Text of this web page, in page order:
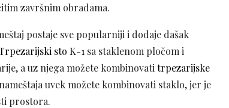
završnim obradama.
postaje sve popularniji i dodaje dašak
sto K-1 sa staklenom pločom i
a uz njega možete kombinovati trpezarijske
uvek možete kombinovati staklo, jer je
prostora.